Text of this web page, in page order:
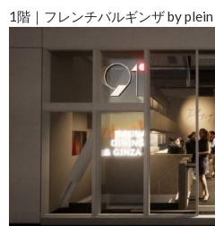
1階｜フレンチバルギンザ by plein